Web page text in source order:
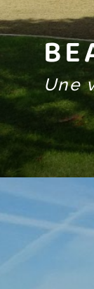
Une